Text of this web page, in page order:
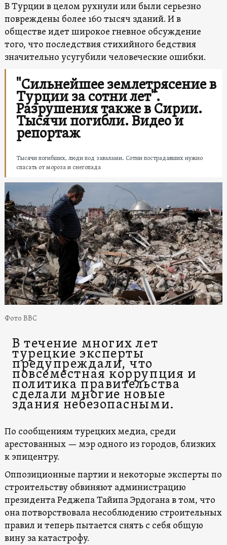
В Турции в целом рухнули или были серьезно
повреждены более 160 тысяч зданий. И в
обществе идет широкое гневное обсуждение
того, что последствия стихийного бедствия
значительно усугубили человеческие ошибки.
"Сильнейшее землетрясение в
Турции за сотни лет".
Разрушения также в Сирии.
Тысячи погибли. Видео и
репортаж
Тысячи погибших, люди под завалами. Сотни пострадавших нужно
спасать от мороза и снегопада
Фото BBC
В течение многих лет
турецкие эксперты
предупреждали, что
повсеместная коррупция и
политика правительства
сделали многие новые
здания небезопасными.
По сообщениям турецких медиа, среди
арестованных — мэр одного из городов, близких
к эпицентру.
Оппозиционные партии и некоторые эксперты по
строительству обвиняют администрацию
президента Реджепа Тайипа Эрдогана в том, что
она потворствовала несоблюдению строительных
правил и теперь пытается снять с себя общую
вину за катастрофу.